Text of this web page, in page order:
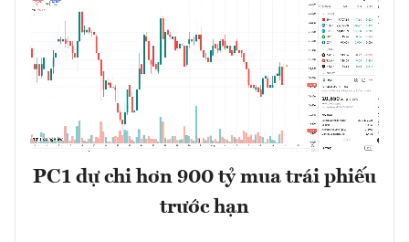
PC1 dự chi hơn 900 tỷ mua trái phiếu
trước hạn